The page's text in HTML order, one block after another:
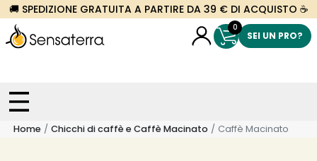
🚚 SPEDIZIONE GRATUITA A PARTIRE DA 39 € DI ACQUISTO ☕
0
SEI UN PRO?
Home Chicchi di caffè e Caffè Macinato Caffè Macinato